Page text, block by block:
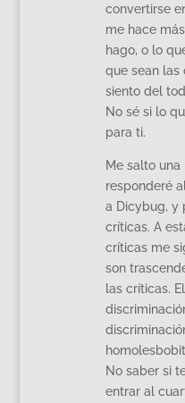
convertirse
me hace
hago, o lo
que sean las
siento del
No sé si lo
para ti.
Me salto
responderé
a Dicybug, y
críticas. A
críticas me
son
las críticas.
No saber si
entrar al